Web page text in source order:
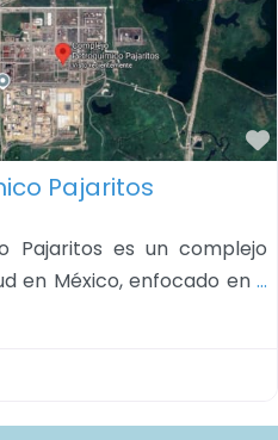
Pajaritos
Pajaritos es un complejo
en México, enfocado en …